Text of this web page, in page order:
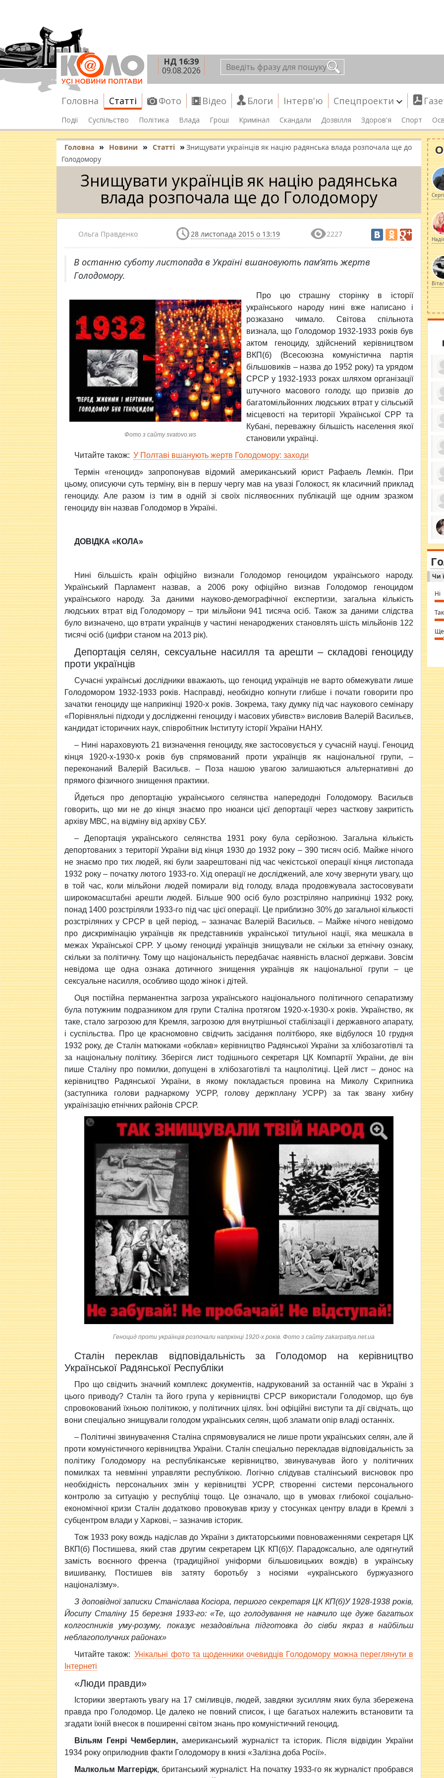
НД 16:39
09.08.2026
Головна Статті Фото Відео Блоги Інтерв'ю Спецпроекти
Події Суспільство Політика Влада Гроші Кримінал Скандали Дозвілля Здоров'я Спорт
Головна » Новини » Статті » Знищувати українців як націю радянська влада розпочала ще до
Голодомору
Знищувати українців як націю радянська
влада розпочала ще до Голодомору
Ольга Правденко 28 листопада 2015 о 13:19 2227
В останню суботу листопада в Україні вшановують пам’ять жертв
Голодомору.
Фото з сайту svatovo.ws
Про цю страшну сторінку в історії
українського народу нині вже написано і
розказано чимало. Світова спільнота
визнала, що Голодомор 1932-1933 років був
актом геноциду, здійснений керівництвом
ВКП(б) (Всесоюзна комуністична партія
більшовиків – назва до 1952 року) та урядом
СРСР у 1932-1933 роках шляхом організації
штучного масового голоду, що призвів до
багатомільйонних людських втрат у сільській
місцевості на території Української СРР та
Кубані, переважну більшість населення якої
становили українці.
Читайте також: У Полтаві вшанують жертв Голодомору: заходи
Термін «геноцид» запропонував відомий американський юрист Рафаель Лемкін. При
цьому, описуючи суть терміну, він в першу чергу мав на увазі Голокост, як класичний приклад
геноциду. Але разом із тим в одній зі своїх післявоєнних публікацій ще одним зразком
геноциду він назвав Голодомор в Україні.
ДОВІДКА «КОЛА»
Нині більшість країн офіційно визнали Голодомор геноцидом українського народу.
Український Парламент назвав, а 2006 року офіційно визнав Голодомор геноцидом
українського народу. За даними науково-демографічної експертизи, загальна кількість
людських втрат від Голодомору – три мільйони 941 тисяча осіб. Також за даними слідства
було визначено, що втрати українців у частині ненароджених становлять шість мільйонів 122
тисячі осіб (цифри станом на 2013 рік).
Депортація селян, сексуальне насилля та арешти – складові геноциду
проти українців
Сучасні українські дослідники вважають, що геноцид українців не варто обмежувати лише
Голодомором 1932-1933 років. Насправді, необхідно копнути глибше і почати говорити про
зачатки геноциду ще наприкінці 1920-х років. Зокрема, таку думку під час наукового семінару
«Порівняльні підходи у дослідженні геноциду і масових убивств» висловив Валерій Васильєв,
кандидат історичних наук, співробітник Інституту історії України НАНУ.
– Нині нараховують 21 визначення геноциду, яке застосовується у сучасній науці. Геноцид
кінця 1920-х-1930-х років був спрямований проти українців як національної групи, –
переконаний Валерій Васильєв. – Поза нашою увагою залишаються альтернативні до
прямого фізичного знищення практики.
Йдеться про депортацію українського селянства напередодні Голодомору. Васильєв
говорить, що ми не до кінця знаємо про нюанси цієї депортації через часткову закритість
архіву МВС, на відміну від архіву СБУ.
– Депортація українського селянства 1931 року була серйозною. Загальна кількість
депортованих з території України від кінця 1930 до 1932 року – 390 тисяч осіб. Майже нічого
не знаємо про тих людей, які були заарештовані під час чекістської операції кінця листопада
1932 року – початку лютого 1933-го. Хід операції не досліджений, але хочу звернути увагу, що
в той час, коли мільйони людей помирали від голоду, влада продовжувала застосовувати
широкомасштабні арешти людей. Більше 900 осіб було розстріляно наприкінці 1932 року,
понад 1400 розстріляли 1933-го під час цієї операції. Це приблизно 30% до загальної кількості
розстріляних у СРСР в цей період, – зазначає Валерій Васильєв. – Майже нічого невідомо
про дискримінацію українців як представників української титульної нації, яка мешкала в
межах Української СРР. У цьому геноциді українців знищували не скільки за етнічну ознаку,
скільки за політичну. Тому що національність передбачає наявність власної держави. Зовсім
невідома ще одна ознака дотичного знищення українців як національної групи – це
сексуальне насилля, особливо щодо жінок і дітей.
Оця постійна перманентна загроза українського національного політичного сепаратизму
була потужним подразником для групи Сталіна протягом 1920-х-1930-х років. Українство, як
таке, стало загрозою для Кремля, загрозою для внутрішньої стабілізації і державного апарату,
і суспільства. Про це красномовно свідчить засідання політбюро, яке відбулося 10 грудня
1932 року, де Сталін матюками «обклав» керівництво Радянської України за хлібозаготівлі та
за національну політику. Зберігся лист тодішнього секретаря ЦК Компартії України, де він
пише Сталіну про помилки, допущені в хлібозаготівлі та нацполітиці. Цей лист – донос на
керівництво Радянської України, в якому покладається провина на Миколу Скрипника
(заступника голови раднаркому УСРР, голову держплану УСРР) за так звану хибну
українізацію етнічних районів СРСР.
Геноцид проти українців розпочали напркінці 1920-х років. Фото з сайту zakarpattya.net.ua
Сталін переклав відповідальність за Голодомор на керівництво
Української Радянської Республіки
Про що свідчить значний комплекс документів, надрукований за останній час в Україні з
цього приводу? Сталін та його група у керівництві СРСР використали Голодомор, що був
спровокований їхньою політикою, у політичних цілях. Їхні офіційні виступи та дії свідчать, що
вони спеціально знищували голодом українських селян, щоб зламати опір владі останніх.
– Політичні звинувачення Сталіна спрямовувалися не лише проти українських селян, але й
проти комуністичного керівництва України. Сталін спеціально перекладав відповідальність за
політику Голодомору на республіканське керівництво, звинувачував його у політичних
помилках та невмінні управляти республікою. Логічно слідував сталінський висновок про
необхідність персональних змін у керівництві УСРР, створенні системи персонального
контролю за ситуацію у республіці тощо. Це означало, що в умовах глибокої соціально-
економічної кризи Сталін додатково провокував кризу у стосунках центру влади в Кремлі з
субцентром влади у Харкові, – зазначив історик.
Тож 1933 року вождь надіслав до України з диктаторськими повноваженнями секретаря ЦК
ВКП(б) Постишева, який став другим секретарем ЦК КП(б)У. Парадоксально, але одягнутий
замість воєнного френча (традиційної уніформи більшовицьких вождів) в українську
вишиванку, Постишев вів затяту боротьбу з носіями «українського буржуазного
націоналізму».
З доповідної записки Станіслава Косіора, першого секретаря ЦК КП(б)У 1928-1938 років,
Йосипу Сталіну 15 березня 1933-го: «Те, що голодування не навчило ще дуже багатьох
колгоспників уму-розуму, показує незадовільна підготовка до сівби якраз в найбільш
неблагополучних районах»
Читайте також: Унікальні фото та щоденники очевидців Голодомору можна переглянути в
Інтернеті
«Люди правди»
Історики звертають увагу на 17 сміливців, людей, завдяки зусиллям яких була збережена
правда про Голодомор. Це далеко не повний список, і ще багатьох належить встановити та
згадати їхній внесок в поширенні світом знань про комуністичний геноцид.
Вільям Генрі Чемберлин,американський журналіст та історик. Після відвідин України
1934 року оприлюднив факти Голодомору в книзі «Залізна доба Росії».
Малкольм Маггерідж, британський журналіст. На початку 1933-го як журналіст пробрався
за
ми
in
⇒
Чи
Ні
Так
Ще